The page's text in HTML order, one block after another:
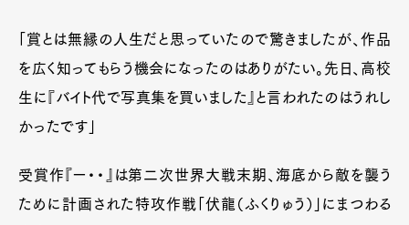
「賞とは無縁の人生だと思っていたので驚きましたが、作品
を広く知ってもらう機会になったのはありがたい。先日、高校
生に『バイト代で写真集を買いました』と言われたのはうれし
かったです」
受賞作『ー・・』は第二次世界大戦末期、海底から敵を襲う
ために計画された特攻作戦「伏龍（ふくりゅう）」にまつわる